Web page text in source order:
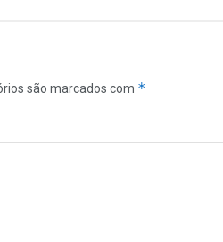
são marcados com *